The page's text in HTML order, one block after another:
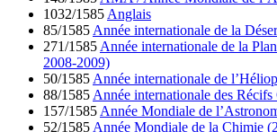
1032/1585 Anglais
85/1585 Année internationale de la
271/1585 Année internationale de la
2008-2009)
50/1585 Année internationale de
88/1585 Année internationale des
157/1585 Année Mondiale de
52/1585 Année Mondiale de la Chimie